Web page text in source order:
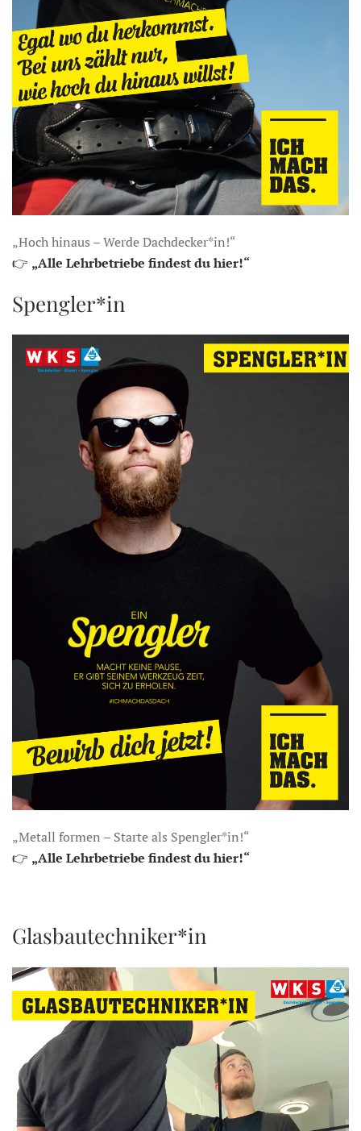
„Hoch hinaus – Werde Dachdecker*in!“
👉 „Alle Lehrbetriebe findest du hier!“
Spengler*in
„Metall formen – Starte als Spengler*in!“
👉 „Alle Lehrbetriebe findest du hier!“
Glasbautechniker*in